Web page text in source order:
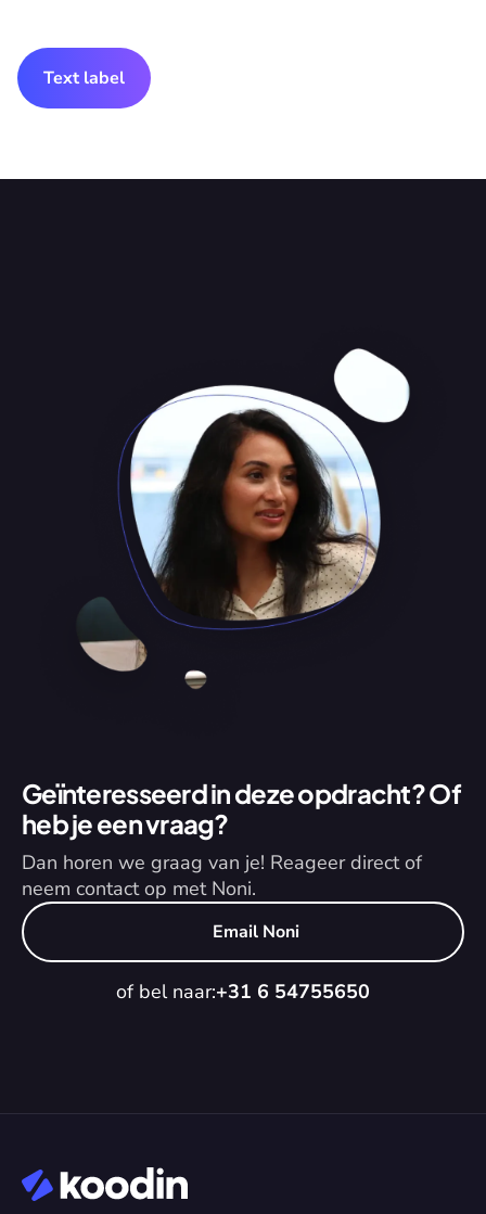
Text label
Geïnteresseerd in deze opdracht? Of
heb je een vraag?
Dan horen we graag van je! Reageer direct of
neem contact op met Noni.
Email Noni
of bel naar:+31 6 54755650